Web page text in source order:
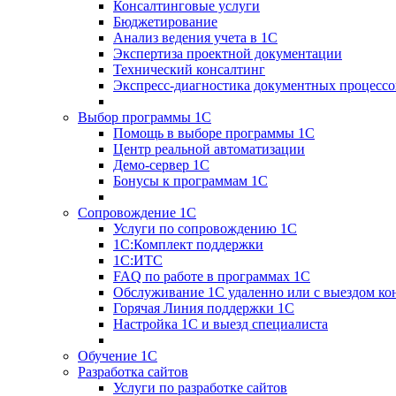
Консалтинговые услуги
Бюджетирование
Анализ ведения учета в 1С
Экспертиза проектной документации
Технический консалтинг
Экспресс-диагностика документных
Выбор программы 1С
Помощь в выборе программы 1С
Центр реальной автоматизации
Демо-сервер 1С
Бонусы к программам 1С
Сопровождение 1С
Услуги по сопровождению 1С
1С:Комплект поддержки
1С:ИТС
FAQ по работе в программах 1С
Обслуживание 1С удаленно или с выездом
Горячая Линия поддержки 1С
Настройка 1С и выезд специалиста
Обучение 1С
Разработка сайтов
Услуги по разработке сайтов